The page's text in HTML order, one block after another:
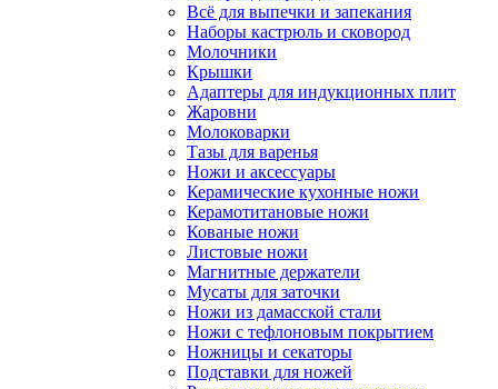
Всё для выпечки и запекания
Наборы кастрюль и сковород
Молочники
Крышки
Адаптеры для индукционных плит
Жаровни
Молоковарки
Тазы для варенья
Ножи и аксессуары
Керамические кухонные ножи
Керамотитановые ножи
Кованые ножи
Листовые ножи
Магнитные держатели
Мусаты для заточки
Ножи из дамасской стали
Ножи с тефлоновым покрытием
Ножницы и секаторы
Подставки для ножей